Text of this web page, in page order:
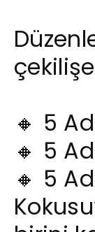
🔸 5
🔸 5
🔸 5